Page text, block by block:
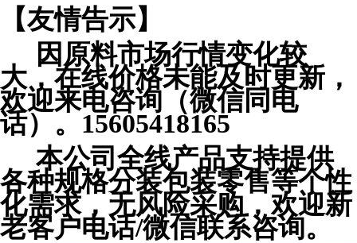
【友情告示】
因原料市场行情变化较
大，在线价格未能及时更新，
欢迎来电咨询（微信同电
话）。15605418165
本公司全线产品支持提供
各种规格分装包装零售等个性
化需求，无风险采购，欢迎新
老客户电话/微信联系咨询。